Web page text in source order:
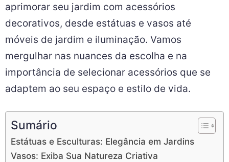
aprimorar seu jardim com acessórios
decorativos, desde estátuas e vasos até
móveis de jardim e iluminação. Vamos
mergulhar nas nuances da escolha e na
importância de selecionar acessórios que se
adaptem ao seu espaço e estilo de vida.
Sumário
Estátuas e Esculturas: Elegância em Jardins
Vasos: Exiba Sua Natureza Criativa